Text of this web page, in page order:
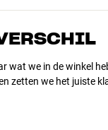
wat we in de winkel
zetten we het juiste